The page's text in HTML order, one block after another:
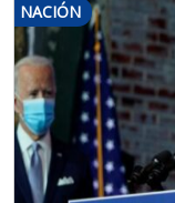
NACIÓN